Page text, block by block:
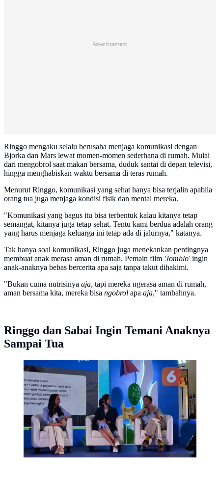
Advertisement
Ringgo mengaku selalu berusaha menjaga komunikasi dengan
Bjorka dan Mars lewat momen-momen sederhana di rumah. Mulai
dari mengobrol saat makan bersama, duduk santai di depan televisi,
hingga menghabiskan waktu bersama di teras rumah.
Menurut Ringgo, komunikasi yang sehat hanya bisa terjalin apabila
orang tua juga menjaga kondisi fisik dan mental mereka.
"Komunikasi yang bagus itu bisa terbentuk kalau kitanya tetap
semangat, kitanya juga tetap sehat. Tentu kami berdua adalah orang
yang harus menjaga keluarga ini tetap ada di jalurnya," katanya.
Tak hanya soal komunikasi, Ringgo juga menekankan pentingnya
membuat anak merasa aman di rumah. Pemain film 'Jomblo'ingin
anak-anaknya bebas bercerita apa saja tanpa takut dihakimi.
"Bukan cuma nutrisinya aja, tapi mereka ngerasa aman di rumah,
aman bersama kita, mereka bisa ngobrol apa aja," tambahnya.
Ringgo dan Sabai Ingin Temani Anaknya
Sampai Tua
Ringgo Agus Rahman ungkap cara sederhana menjaga
kedekatan dengan anak di tengah kesibukan. (Foto:
Aditya Eka Prawira/Liputan6.com)